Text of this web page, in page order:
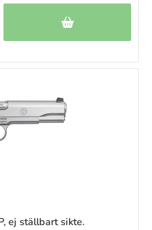
ej ställbart sikte.